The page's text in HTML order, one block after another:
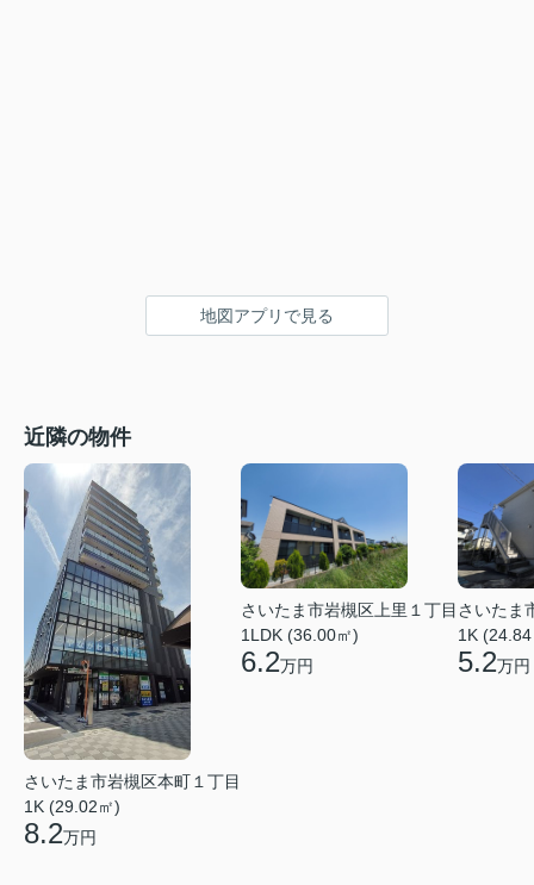
地図アプリで見る
近隣の物件
さいたま市岩槻区本町１丁目
1K (29.02㎡)
8.2万円
さいたま市岩槻区上里１丁目
1LDK (36.00㎡)
6.2万円
さいたま
1K
5.2万円